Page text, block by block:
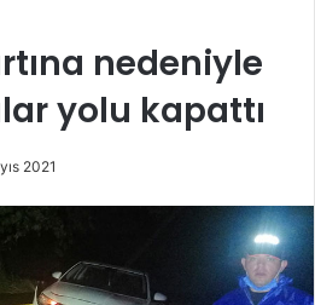
nedeniyle
yolu kapattı
2021